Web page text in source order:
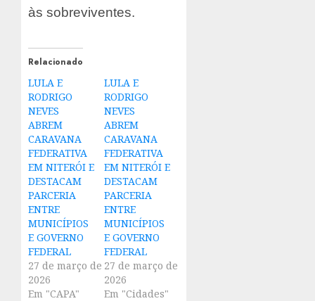
às sobreviventes.
Relacionado
LULA E
RODRIGO
NEVES
ABREM
CARAVANA
FEDERATIVA
EM NITERÓI E
DESTACAM
PARCERIA
ENTRE
MUNICÍPIOS
E GOVERNO
FEDERAL
27 de março de
2026
Em "CAPA"
LULA E
RODRIGO
NEVES
ABREM
CARAVANA
FEDERATIVA
EM NITERÓI E
DESTACAM
PARCERIA
ENTRE
MUNICÍPIOS
E GOVERNO
FEDERAL
27 de março de
2026
Em "Cidades"